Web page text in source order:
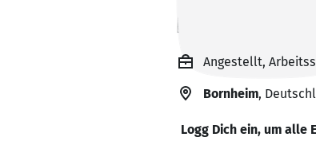
Fatjon Rexhaj
Angestellt,
Bornheim,
Logg Dich ein, um alle